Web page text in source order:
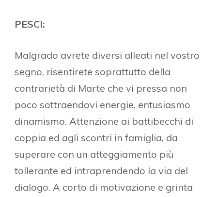
PESCI:
Malgrado avrete diversi alleati nel vostro
segno, risentirete soprattutto della
contrarietà di Marte che vi pressa non
poco sottraendovi energie, entusiasmo
dinamismo. Attenzione ai battibecchi di
coppia ed agli scontri in famiglia, da
superare con un atteggiamento più
tollerante ed intraprendendo la via del
dialogo. A corto di motivazione e grinta